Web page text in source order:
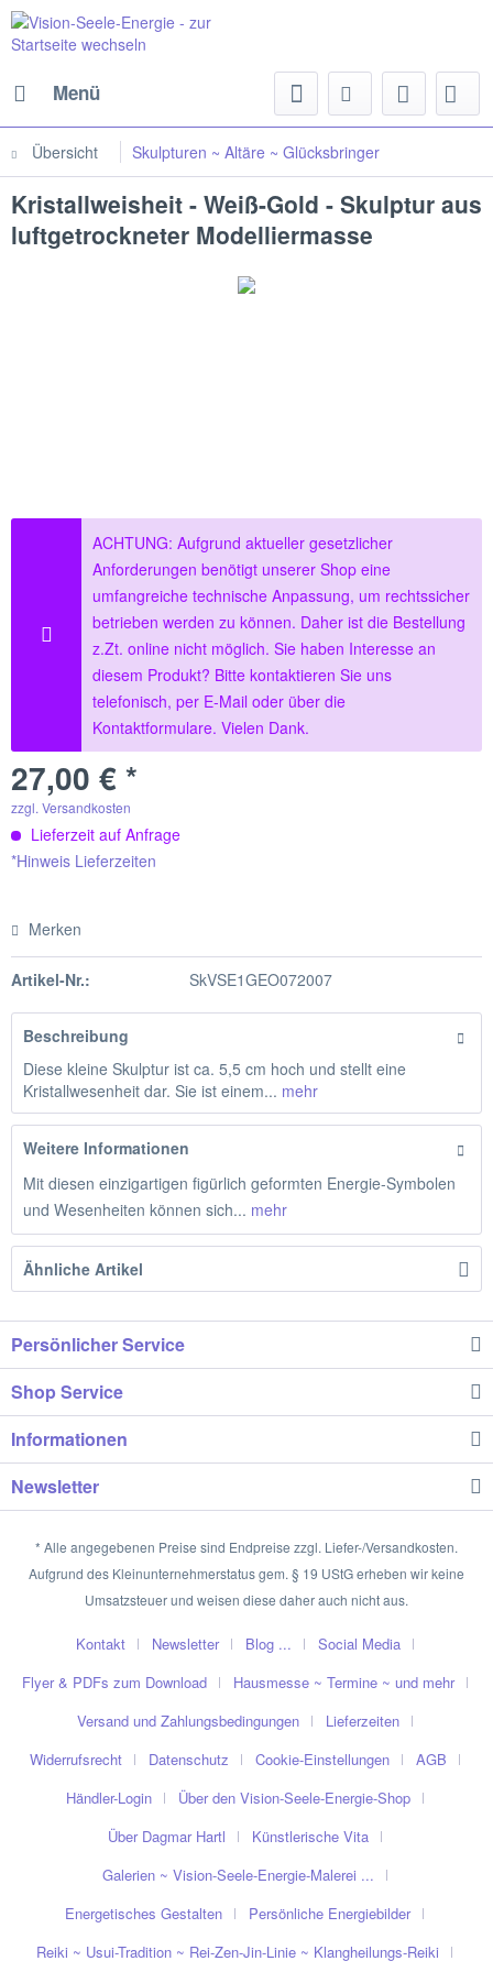
Menü
Übersicht Skulpturen ~ Altäre ~ Glücksbringer
Kristallweisheit - Weiß-Gold - Skulptur aus
luftgetrockneter Modelliermasse
ACHTUNG: Aufgrund aktueller gesetzlicher
Anforderungen benötigt unserer Shop eine
umfangreiche technische Anpassung, um rechtssicher
betrieben werden zu können. Daher ist die Bestellung
z.Zt. online nicht möglich. Sie haben Interesse an
diesem Produkt? Bitte kontaktieren Sie uns
telefonisch, per E-Mail oder über die
Kontaktformulare. Vielen Dank.
27,00 € *
zzgl. Versandkosten
Lieferzeit auf Anfrage
*Hinweis Lieferzeiten
Merken
Artikel-Nr.: SkVSE1GEO072007
Beschreibung
Diese kleine Skulptur ist ca. 5,5 cm hoch und stellt eine
Kristallwesenheit dar. Sie ist einem... mehr
Weitere Informationen
Mit diesen einzigartigen figürlich geformten Energie-Symbolen
und Wesenheiten können sich... mehr
Ähnliche Artikel
Persönlicher Service
Shop Service
Informationen
Newsletter
* Alle angegebenen Preise sind Endpreise zzgl. Liefer-/Versandkosten.
Aufgrund des Kleinunternehmerstatus gem. § 19 UStG erheben wir keine
Umsatzsteuer und weisen diese daher auch nicht aus.
Kontakt Newsletter Blog ...
Social Media
Flyer & PDFs zum Download
Hausmesse ~ Termine ~ und mehr
Versand und Zahlungsbedingungen
Lieferzeiten
Widerrufsrecht
Datenschutz Cookie-Einstellungen
AGB
Händler-Login
Über den Vision-Seele-Energie-Shop
Über Dagmar Hartl
Künstlerische Vita
Galerien ~ Vision-Seele-Energie-Malerei ...
Energetisches Gestalten
Persönliche Energiebilder
Reiki ~ Usui-Tradition ~ Rei-Zen-Jin-Linie ~ Klangheilungs-Reiki